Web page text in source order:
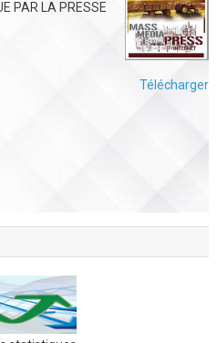
PAR LA PRESSE
Télécharger